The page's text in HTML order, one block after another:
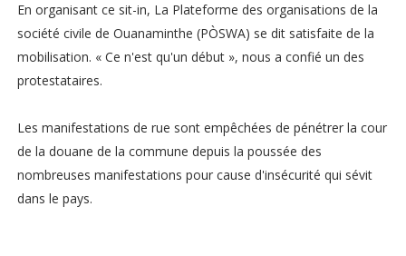
En organisant ce sit-in, La Plateforme des organisations de la
société civile de Ouanaminthe (PÒSWA) se dit satisfaite de la
mobilisation. « Ce n'est qu'un début », nous a confié un des
protestataires.
Les manifestations de rue sont empêchées de pénétrer la cour
de la douane de la commune depuis la poussée des
nombreuses manifestations pour cause d'insécurité qui sévit
dans le pays.